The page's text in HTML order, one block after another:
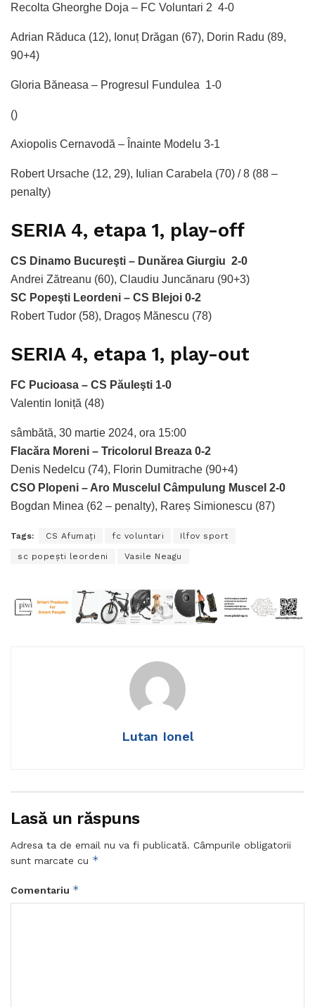
Recolta Gheorghe Doja – FC Voluntari 2 4-0
Adrian Răduca (12), Ionuț Drăgan (67), Dorin Radu (89,
90+4)
Gloria Băneasa – Progresul Fundulea 1-0
()
Axiopolis Cernavodă – Înainte Modelu 3-1
Robert Ursache (12, 29), Iulian Carabela (70) / 8 (88 –
penalty)
SERIA 4, etapa 1, play-off
CS Dinamo Bucureşti – Dunărea Giurgiu 2-0
Andrei Zătreanu (60), Claudiu Juncănaru (90+3)
SC Popeşti Leordeni – CS Blejoi 0-2
Robert Tudor (58), Dragoș Mănescu (78)
SERIA 4, etapa 1, play-out
FC Pucioasa – CS Păuleşti 1-0
Valentin Ioniță (48)
sâmbătă, 30 martie 2024, ora 15:00
Flacăra Moreni – Tricolorul Breaza 0-2
Denis Nedelcu (74), Florin Dumitrache (90+4)
CSO Plopeni – Aro Muscelul Câmpulung Muscel 2-0
Bogdan Minea (62 – penalty), Rareș Simionescu (87)
Tags: CS Afumaţi fc voluntari Ilfov sport
sc popeşti leordeni Vasile Neagu
Lutan Ionel
Lasă un răspuns
Adresa ta de email nu va fi publicată. Câmpurile obligatorii
sunt marcate cu *
Comentariu *